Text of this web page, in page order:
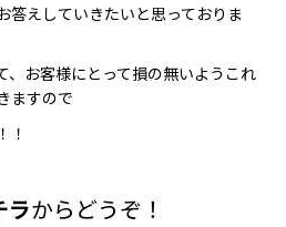
答えしていきたいと思っておりま
、お客様にとって損の無いようこれ
ますので
！
ラからどうぞ！